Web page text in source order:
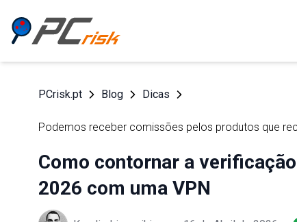
PCrisk.pt Blog Dicas
Podemos receber comissões pelos produtos que
Como contornar a
2026 com uma VPN